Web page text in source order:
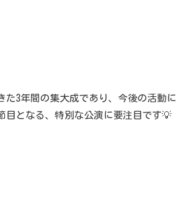
た3年間の集大成であり、今後の活動に
目となる、特別な公演に要注目です💡